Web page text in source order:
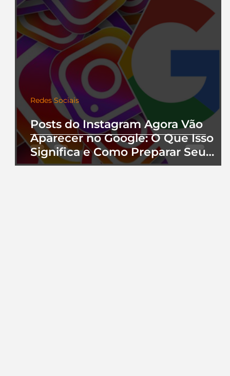
Posts do Instagram Agora Vão
Aparecer no Google: O Que Isso
Significa e Como Preparar Seu
Perfil
Redes Sociais